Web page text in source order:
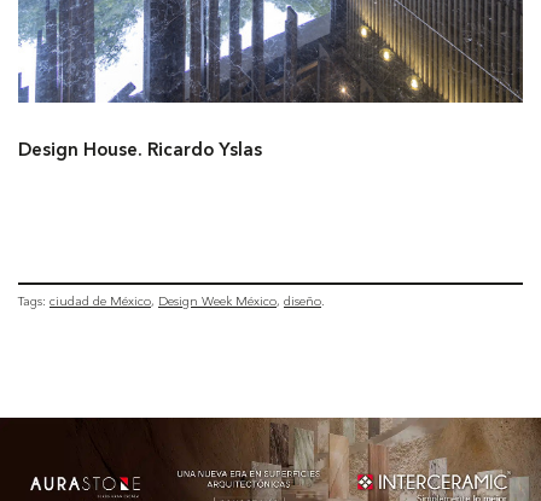
Design House. Ricardo Yslas
Tags: ciudad de México Design Week México diseño